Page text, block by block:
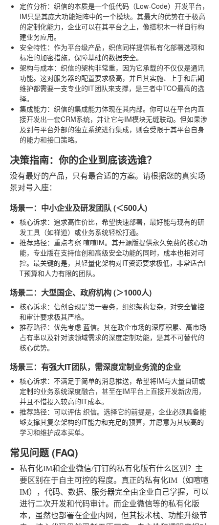
定位分析：织信的本质是一个低代码（Low-Code）开发平台，
IM只是其庞大功能矩阵中的一个模块。其最大的优势在于极高
的定制化能力，企业可以在其平台之上，像搭积木一样自行构
建业务应用。
安全特性：作为平台级产品，织信同样提供私有化部署选项和
标准的加密措施，保障基础的数据安全。
架构与成本：织信的架构非常重，因为它承载的不仅仅是通讯
功能。这对服务器的配置要求极高，并且其实施、上手和后期
维护都需要一支专业的IT团队来支撑，是三者中TCO最高的选
择。
集成能力：织信的集成能力体现在其内部。你可以在平台内直
接开发出一套CRM系统，并让它与IM模块无缝联动。但如果涉
及到与平台外部的独立系统进行集成，则会受限于其平台自身
的能力和接口策略。
决策指南：你的企业到底该选谁？
没有最好的产品，只有最合适的方案。请根据您的真实场
景对号入座：
场景一：中小企业及研发团队 (＜500人)
核心诉求：追求高性价比，希望快速部署，最好能与现有的研
发工具（如禅道）或业务系统轻松打通。
推荐路径：重点考察 喧喧IM。其开源版提供永久免费的核心功
能，专业版在支持信创和高级安全功能的同时，成本也相对可
控。最关键的是，其轻量化架构对IT资源要求极低，非常适合I
T预算和人力有限的团队。
场景二：大型国企、政府机构 (＞1000人)
核心诉求：信创合规是第一要务，组织架构复杂，对安全管控
和审计要求极其严格。
推荐路径：优先考虑 蓝信。其在政企市场的深厚积累、高市场
占有率以及针对该领域需求的深度定制功能，是其不可替代的
核心优势。
场景三：有强大IT团队，需深度定制业务流的企业
核心诉求：不满足于简单的消息推送，希望将IM与大量自研或
定制的业务系统深度融合，甚至在IM平台上直接开发新应用，
并且不惜投入较高的IT成本。
推荐路径：可以评估 织信。选择它的前提是，企业必须具备能
够支撑其复杂架构的IT能力和充足的预算，并愿意为其较高的
学习和维护成本买单。
常见问题 (FAQ)
私有化IM和企业微信/钉钉的私有化版有什么区别？ 主
要区别在于自主可控的程度。真正的私有化IM（如喧喧
IM），代码、数据、服务器完全由企业自己掌握，可以
进行二次开发和代码审计。而企业微信等的私有化版
本，虽然也部署在企业内网，但其技术栈、功能升级节